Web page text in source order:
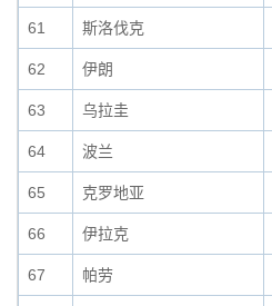
61 斯洛伐克
62 伊朗
63 乌拉圭
64 波兰
65 克罗地亚
66 伊拉克
67 帕劳